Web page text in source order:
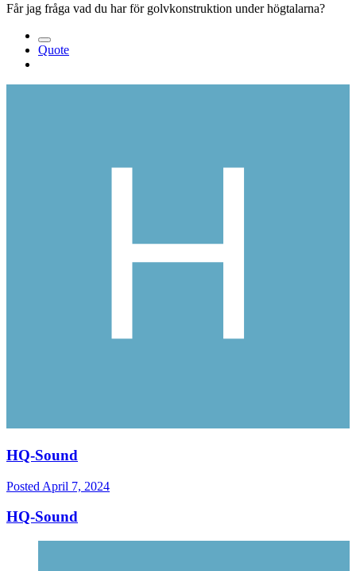
Får jag fråga vad du har för golvkonstruktion under högtalarna?
Quote
HQ-Sound
Posted April 7, 2024
HQ-Sound